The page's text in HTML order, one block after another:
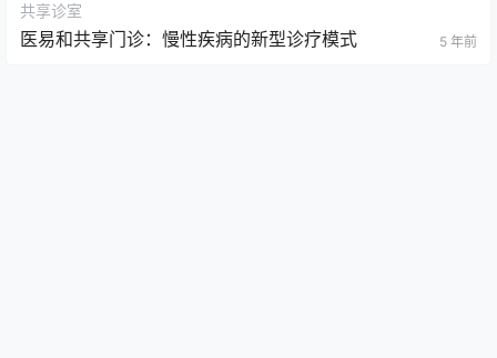
共享诊室
医易和共享门诊：慢性疾病的新型诊疗模式 5 年前